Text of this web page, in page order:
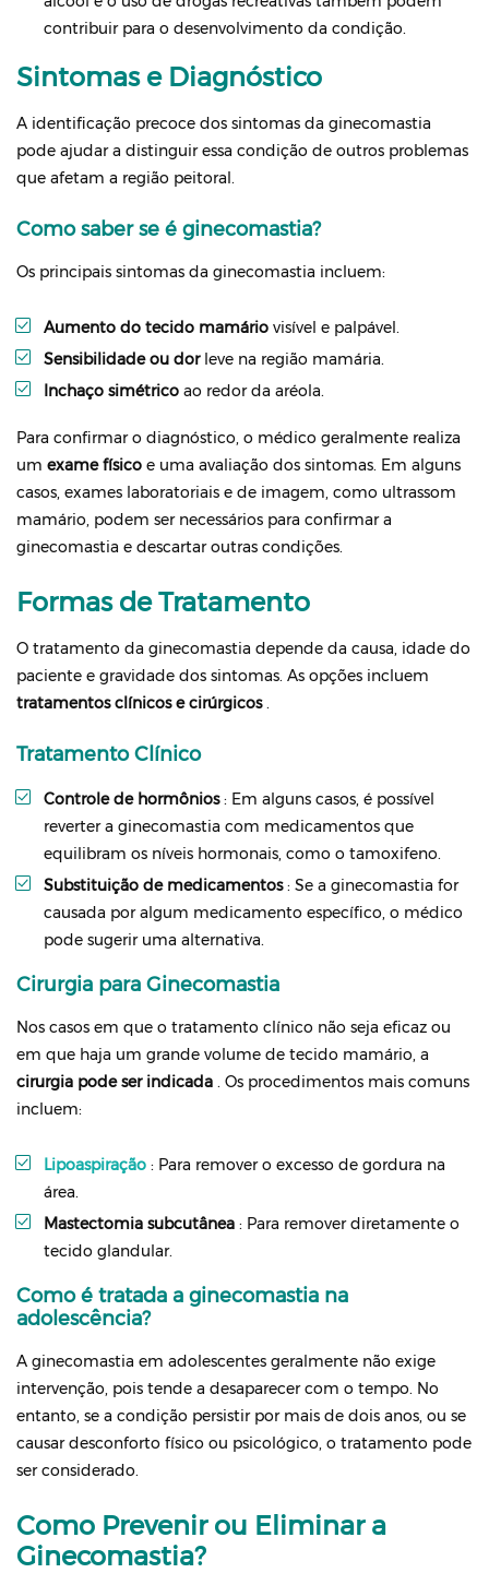
contribuir para o desenvolvimento da condição.
Sintomas e Diagnóstico
A identificação precoce dos sintomas da ginecomastia
pode ajudar a distinguir essa condição de outros problemas
que afetam a região peitoral.
Como saber se é ginecomastia?
Os principais sintomas da ginecomastia incluem:
Aumento do tecido mamário visível e palpável.
Sensibilidade ou dorleve na região mamária.
Inchaço simétrico ao redor da aréola.
Para confirmar o diagnóstico, o médico geralmente realiza
um exame físico e uma avaliação dos sintomas. Em alguns
casos, exames laboratoriais e de imagem, como ultrassom
mamário, podem ser necessários para confirmar a
ginecomastia e descartar outras condições.
Formas de Tratamento
O tratamento da ginecomastia depende da causa, idade do
paciente e gravidade dos sintomas. As opções incluem
tratamentos clínicos e cirúrgicos.
Tratamento Clínico
Controle de hormônios: Em alguns casos, é possível
reverter a ginecomastia com medicamentos que
equilibram os níveis hormonais, como o tamoxifeno.
Substituição de medicamentos: Se a ginecomastia for
causada por algum medicamento específico, o médico
pode sugerir uma alternativa.
Cirurgia para Ginecomastia
Nos casos em que o tratamento clínico não seja eficaz ou
em que haja um grande volume de tecido mamário, a
cirurgia pode ser indicada . Os procedimentos mais comuns
incluem:
Lipoaspiração : Para remover o excesso de gordura na
área.
Mastectomia subcutânea : Para remover diretamente o
tecido glandular.
Como é tratada a ginecomastia na
adolescência?
A ginecomastia em adolescentes geralmente não exige
intervenção, pois tende a desaparecer com o tempo. No
entanto, se a condição persistir por mais de dois anos, ou se
causar desconforto físico ou psicológico, o tratamento pode
ser considerado.
Como Prevenir ou Eliminar a
Ginecomastia?